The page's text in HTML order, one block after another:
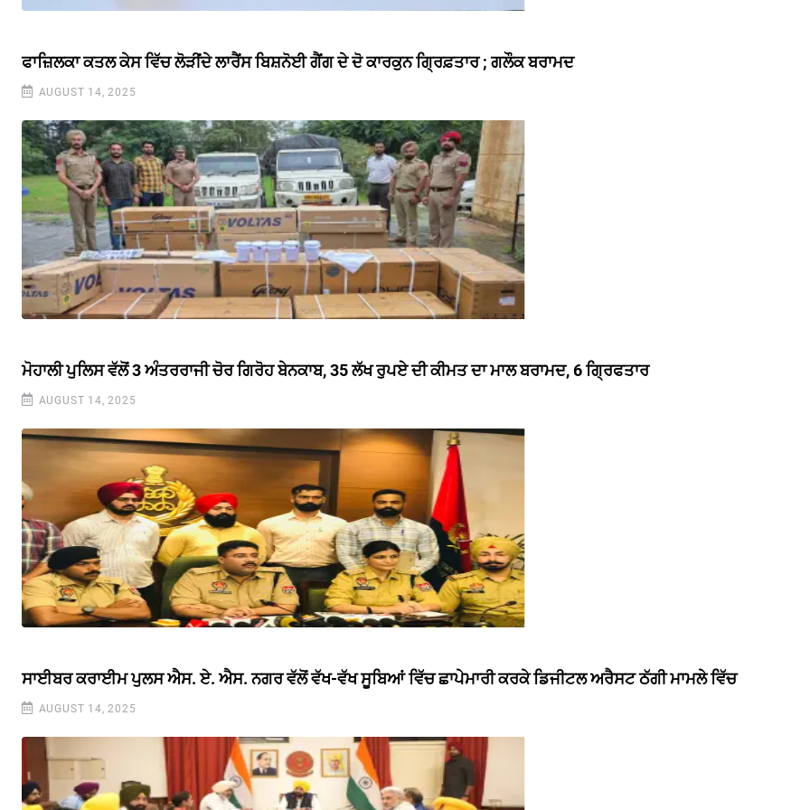
ਫਾਜ਼ਿਲਕਾ ਕਤਲ ਕੇਸ ਵਿੱਚ ਲੋੜੀਂਦੇ ਲਾਰੈਂਸ ਬਿਸ਼ਨੋਈ ਗੈਂਗ ਦੇ ਦੋ ਕਾਰਕੁਨ ਗ੍ਰਿਫ਼ਤਾਰ ; ਗਲੌਕ ਬਰਾਮਦ
AUGUST 14, 2025
ਮੋਹਾਲੀ ਪੁਲਿਸ ਵੱਲੋਂ 3 ਅੰਤਰਰਾਜੀ ਚੋਰ ਗਿਰੋਹ ਬੇਨਕਾਬ, 35 ਲੱਖ ਰੁਪਏ ਦੀ ਕੀਮਤ ਦਾ ਮਾਲ ਬਰਾਮਦ, 6 ਗ੍ਰਿਫਤਾਰ
AUGUST 14, 2025
ਸਾਈਬਰ ਕਰਾਈਮ ਪੁਲਸ ਐਸ. ਏ. ਐਸ. ਨਗਰ ਵੱਲੋਂ ਵੱਖ-ਵੱਖ ਸੂਬਿਆਂ ਵਿੱਚ ਛਾਪੇਮਾਰੀ ਕਰਕੇ ਡਿਜੀਟਲ ਅਰੈਸਟ ਠੱਗੀ ਮਾਮਲੇ ਵਿੱਚ
AUGUST 14, 2025